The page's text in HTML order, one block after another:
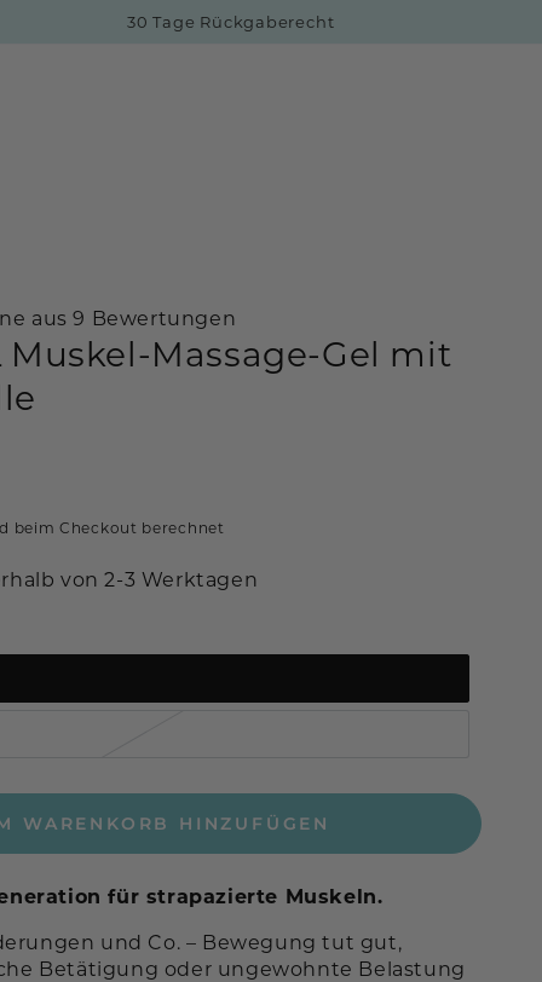
30 Tage Rückgaberecht
aus 9 Bewertungen
Muskel-Massage-Gel mit
beim Checkout berechnet
von 2-3 Werktagen
WARENKORB HINZUFÜGEN
für strapazierte Muskeln.
und Co. – Bewegung tut gut,
Betätigung oder ungewohnte Belastung